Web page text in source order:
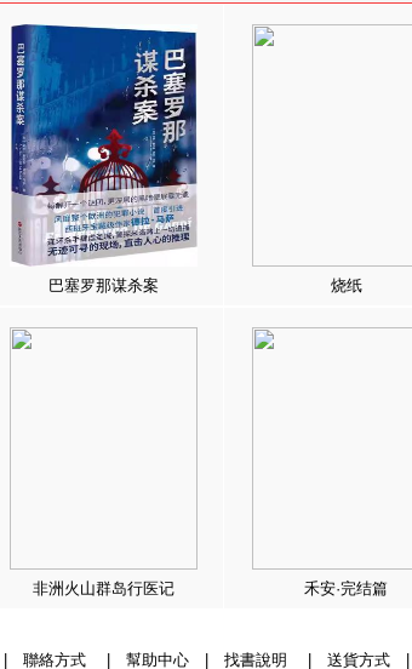
巴塞罗那谋杀案 烧纸
非洲火山群岛行医记 禾安·完结篇
聯絡方式| 幫助中心| 找書說明 送貨方式